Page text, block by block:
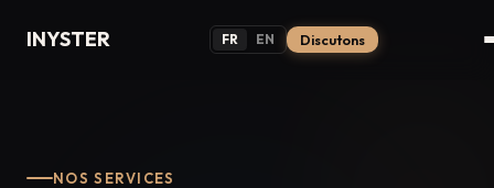
INYSTER FR EN Discutons
NOS SERVICES